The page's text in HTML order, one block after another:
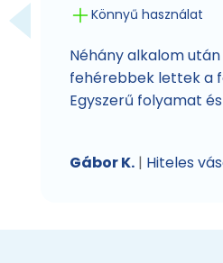
Könnyű használat
Néhány alkalom
fehérebbek lettek a
Egyszerű folyamat
Gábor K. | Hiteles